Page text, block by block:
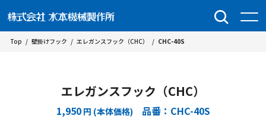
Top / 壁掛けフック / エレガンスフック（CHC） / CHC-40S
エレガンスフック（CHC）
1,950 円 (本体価格) 品番：CHC-40S